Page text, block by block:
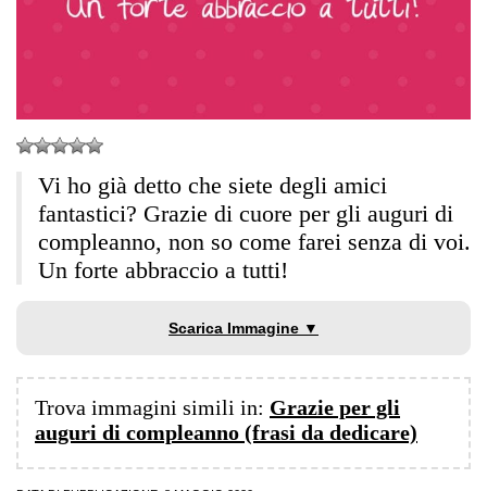
Vi ho già detto che siete degli amici
fantastici? Grazie di cuore per gli auguri di
compleanno, non so come farei senza di voi.
Un forte abbraccio a tutti!
Scarica Immagine ▼
Trova immagini simili in: Grazie per gli
auguri di compleanno (frasi da dedicare)